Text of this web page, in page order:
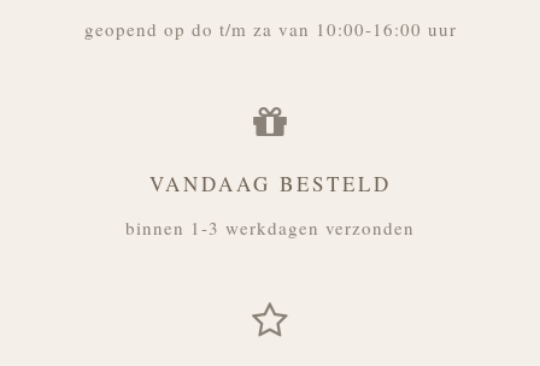
geopend op do t/m za van 10:00-16:00 uur
VANDAAG BESTELD
binnen 1-3 werkdagen verzonden